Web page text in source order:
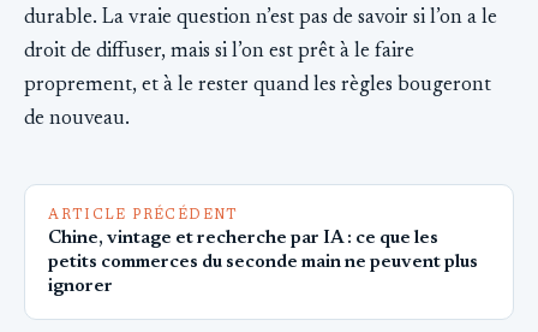
durable. La vraie question n’est pas de savoir si l’on a le
droit de diffuser, mais si l’on est prêt à le faire
proprement, et à le rester quand les règles bougeront
de nouveau.
ARTICLE PRÉCÉDENT
Chine, vintage et recherche par IA : ce que les
petits commerces du seconde main ne peuvent plus
ignorer